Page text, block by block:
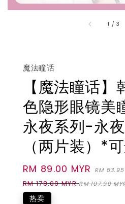
1 /3
魔法瞳话
【魔法瞳话
色隐形眼镜美
永夜系列-永夜
（两片装）*
Sale
price
RM 89.00 MYR RM 53.95
RM 178.00 MYR RM 107.90
热卖